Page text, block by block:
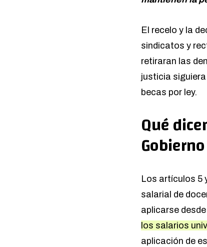
El recelo y la
sindicatos y
retiraran las
justicia
becas por ley.
Qué
Gobierno
Los artículos 5
salarial de
aplicarse
los salarios
aplicación de